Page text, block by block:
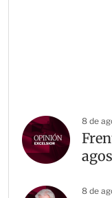
8 de
8 de